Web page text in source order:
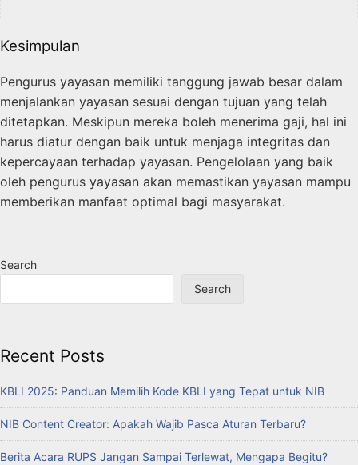
Kesimpulan
Pengurus yayasan memiliki tanggung jawab besar dalam
menjalankan yayasan sesuai dengan tujuan yang telah
ditetapkan. Meskipun mereka boleh menerima gaji, hal ini
harus diatur dengan baik untuk menjaga integritas dan
kepercayaan terhadap yayasan. Pengelolaan yang baik
oleh pengurus yayasan akan memastikan yayasan mampu
memberikan manfaat optimal bagi masyarakat.
Search
Search
Recent Posts
KBLI 2025: Panduan Memilih Kode KBLI yang Tepat untuk NIB
NIB Content Creator: Apakah Wajib Pasca Aturan Terbaru?
Berita Acara RUPS Jangan Sampai Terlewat, Mengapa Begitu?